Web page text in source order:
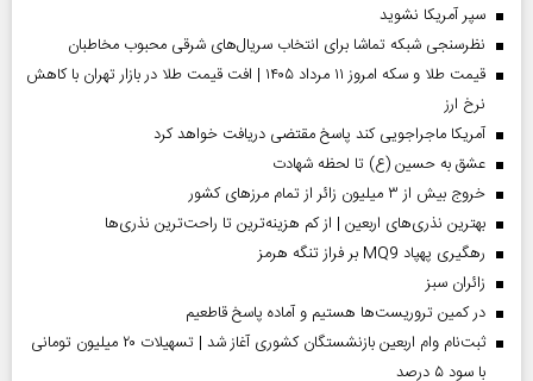
سپر آمریکا نشوید
نظرسنجی شبکه تماشا برای انتخاب سریال‌های شرقی محبوب مخاطبان
قیمت طلا و سکه امروز ۱۱ مرداد ۱۴۰۵ | افت قیمت طلا در بازار تهران با کاهش
نرخ ارز
آمریکا ماجراجویی کند پاسخ مقتضی دریافت خواهد کرد
عشق به حسین (ع) تا لحظه شهادت
خروج بیش از ۳ میلیون زائر از تمام مرز‌های کشور
بهترین نذری‌های اربعین | از کم هزینه‌ترین تا راحت‌ترین نذری‌ها
رهگیری پهپاد MQ9 بر فراز تنگه هرمز
‌زائران سبز
در کمین تروریست‌ها هستیم و آماده پاسخ قاطعیم
ثبت‌نام وام اربعین بازنشستگان کشوری آغاز شد | تسهیلات ۲۰ میلیون تومانی
با سود ۵ درصد